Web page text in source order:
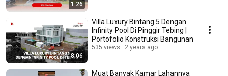
1:26
8:06
Villa Luxury Bintang 5 Dengan
Infinity Pool Di Pinggir Tebing |
Portofolio Konstruksi Bangunan
535 views 2 years ago
Muat Banyak Kamar Lahannya